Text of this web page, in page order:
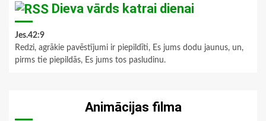
Dieva vārds katrai dienai
Jes.42:9
Redzi, agrākie pavēstījumi ir piepildīti, Es jums dodu jaunus, un,
pirms tie piepildās, Es jums tos pasludinu.
Animācijas filma